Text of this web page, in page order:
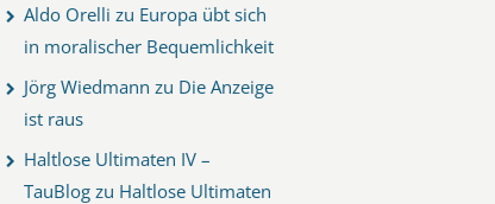
Aldo Orelli zu Europa übt sich
in moralischer Bequemlichkeit
Jörg Wiedmann zu Die Anzeige
ist raus
Haltlose Ultimaten IV –
TauBlog zu Haltlose Ultimaten